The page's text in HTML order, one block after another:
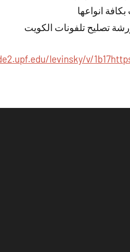
انواعها
تصليح تلفونات الكويت
levinsky/v/1b17